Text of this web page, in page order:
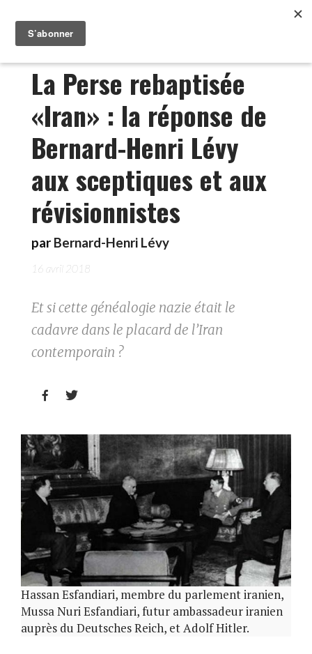
La Perse rebaptisée
«Iran» : la réponse de
Bernard-Henri Lévy
aux sceptiques et aux
révisionnistes
par Bernard-Henri Lévy
16 avril 2018
Et si cette généalogie nazie était le
cadavre dans le placard de l’Iran
contemporain ?
 
Hassan Esfandiari, membre du parlement iranien,
Mussa Nuri Esfandiari, futur ambassadeur iranien
auprès du Deutsches Reich, et Adolf Hitler.